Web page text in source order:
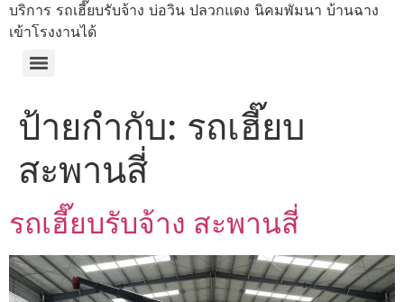
บริการ รถเฮี๊ยบรับจ้าง บ่อวิน ปลวกแดง นิคมพัมนา บ้านฉาง
เข้าโรงงานได้
ป้ายกำกับ: รถเฮี๊ยบ
สะพานสี่
รถเฮี๊ยบรับจ้าง สะพานสี่